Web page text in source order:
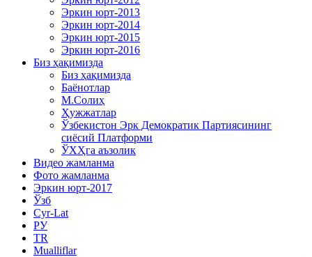
Эркин юрт-2013
Эркин юрт-2014
Эркин юрт-2015
Эркин юрт-2016
Биз ҳақимизда
Биз ҳақимизда
Баёнотлар
М.Солиҳ
Ҳужжатлар
Ўзбекистон Эрк Демократик Партиясининг
сиёсий Платформи
ЎХҲга аъзолик
Видео жамланма
Фото жамланма
Эркин юрт-2017
Ўзб
Cyr-Lat
РУ
TR
Mualliflar